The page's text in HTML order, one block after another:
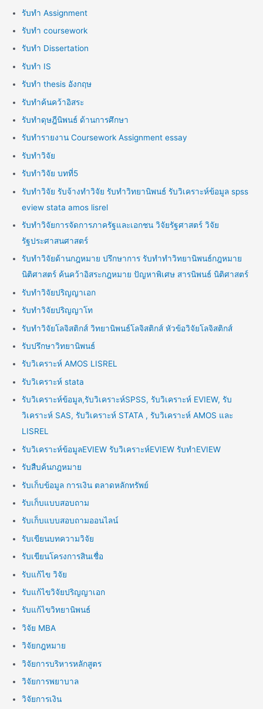
รับทำ Assignment
รับทำ coursework
รับทำ Dissertation
รับทำ IS
รับทำ thesis อังกฤษ
รับทำค้นคว้าอิสระ
รับทำดุษฎีนิพนธ์ ด้านการศึกษา
รับทำรายงาน Coursework Assignment essay
รับทำวิจัย
รับทำวิจัย บทที่5
รับทำวิจัย รับจ้างทำวิจัย รับทำวิทยานิพนธ์ รับวิเคราะห์ข้อมูล spss
eview stata amos lisrel
รับทำวิจัยการจัดการภาครัฐและเอกชน วิจัยรัฐศาสตร์ วิจัย
รัฐประศาสนศาสตร์
รับทำวิจัยด้านกฎหมาย ปรึกษาการ รับทำทำวิทยานิพนธ์กฎหมาย
นิติศาสตร์ ค้นคว้าอิสระกฎหมาย ปัญหาพิเศษ สารนิพนธ์ นิติศาสตร์
รับทำวิจัยปริญญาเอก
รับทำวิจัยปริญญาโท
รับทำวิจัยโลจิสติกส์ วิทยานิพนธ์โลจิสติกส์ หัวข้อวิจัยโลจิสติกส์
รับปรึกษาวิทยานิพนธ์
รับวิเคราะห์ AMOS LISREL
รับวิเคราะห์ stata
รับวิเคราะห์ข้อมูล,รับวิเคราะห์SPSS, รับวิเคราะห์ EVIEW, รับ
วิเคราะห์ SAS, รับวิเคราะห์ STATA , รับวิเคราะห์ AMOS และ
LISREL
รับวิเคราะห์ข้อมูลEVIEW รับวิเคราะห์EVIEW รับทำEVIEW
รับสืบค้นกฎหมาย
รับเก็บข้อมูล การเงิน ตลาดหลักทรัพย์
รับเก็บแบบสอบถาม
รับเก็บแบบสอบถามออนไลน์
รับเขียนบทความวิจัย
รับเขียนโครงการสินเชื่อ
รับแก้ไข วิจัย
รับแก้ไขวิจัยปริญญาเอก
รับแก้ไขวิทยานิพนธ์
วิจัย MBA
วิจัยกฎหมาย
วิจัยการบริหารหลักสูตร
วิจัยการพยาบาล
วิจัยการเงิน